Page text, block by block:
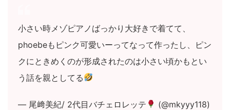
小さい時メゾピアノばっかり大好きで着てて、
phoebeもピンク可愛いーってなって作ったし、ピン
クにときめくのが形成されたのは小さい頃かもとい
う話を親としてる
— 尾﨑美紀/ 2代目バチェロレッテ
(@mkyyy118)